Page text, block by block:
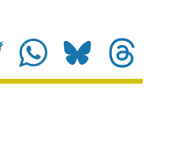
Twitter WhatsApp Bluesky